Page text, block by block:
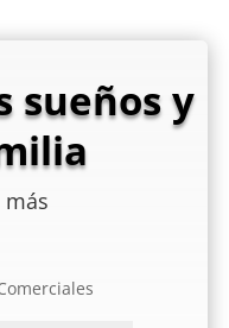
sueños y